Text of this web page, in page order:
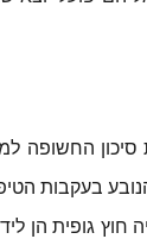
החשופה
בעקבות
גופית הן